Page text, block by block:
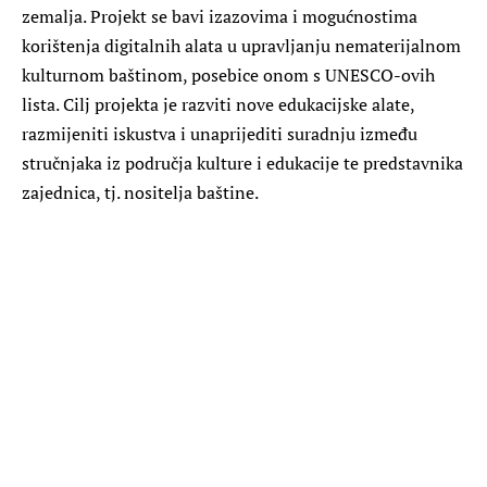
zemalja. Projekt se bavi izazovima i mogućnostima
korištenja digitalnih alata u upravljanju nematerijalnom
kulturnom baštinom, posebice onom s UNESCO-ovih
lista. Cilj projekta je razviti nove edukacijske alate,
razmijeniti iskustva i unaprijediti suradnju između
stručnjaka iz područja kulture i edukacije te predstavnika
zajednica, tj. nositelja baštine.